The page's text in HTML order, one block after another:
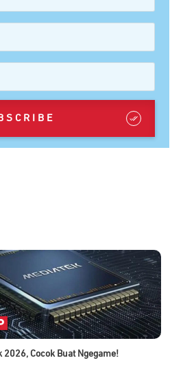
Cocok Buat Ngegame!